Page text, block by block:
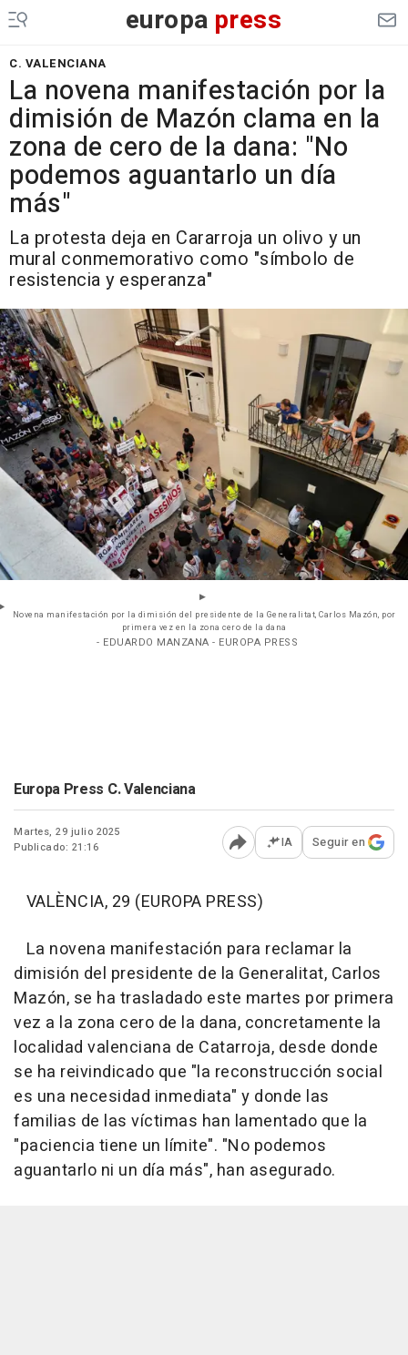
europa press
C. VALENCIANA
La novena manifestación por la
dimisión de Mazón clama en la
zona de cero de la dana: "No
podemos aguantarlo un día
más"
La protesta deja en Cararroja un olivo y un
mural conmemorativo como "símbolo de
resistencia y esperanza"
Novena manifestación por la dimisión del presidente de la Generalitat, Carlos Mazón, por
primera vez en la zona cero de la dana
- EDUARDO MANZANA - EUROPA PRESS
Europa Press C. Valenciana
Martes, 29 julio 2025
Publicado: 21:16
Abrir opciones para
IA Seguir en
VALÈNCIA, 29 (EUROPA PRESS)
La novena manifestación para reclamar la
dimisión del presidente de la Generalitat, Carlos
Mazón, se ha trasladado este martes por primera
vez a la zona cero de la dana, concretamente la
localidad valenciana de Catarroja, desde donde
se ha reivindicado que "la reconstrucción social
es una necesidad inmediata" y donde las
familias de las víctimas han lamentado que la
"paciencia tiene un límite". "No podemos
aguantarlo ni un día más", han asegurado.